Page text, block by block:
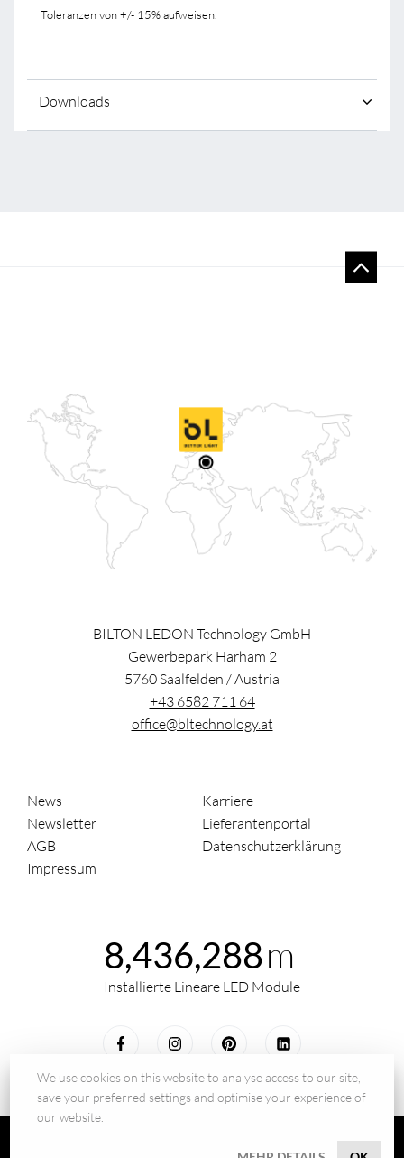
Toleranzen von +/- 15% aufweisen.
Downloads
BILTON LEDON Technology GmbH
Gewerbepark Harham 2
5760Saalfelden /Austria
+43 6582 711 64
office@bltechnology.at
News
Karriere
Newsletter
Lieferantenportal
AGB
Datenschutzerklärung
Impressum
8,436,288m
Installierte Lineare LED Module
© 2026 - BILTON LEDON Technology GmbH
We use cookies on this website to analyse access to our site,
save your preferred settings and optimise your experience of
our website.